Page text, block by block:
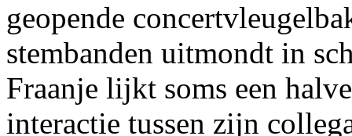
geopende
stembanden uitmondt in
Fraanje lijkt soms een
interactie tussen zijn